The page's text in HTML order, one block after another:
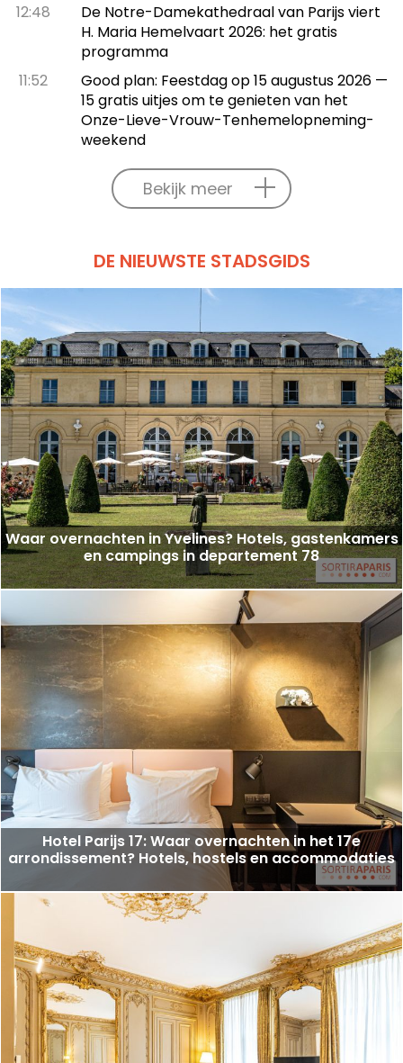
12:48
De Notre-Damekathedraal van Parijs viert
H. Maria Hemelvaart 2026: het gratis
programma
11:52
Good plan: Feestdag op 15 augustus 2026 —
15 gratis uitjes om te genieten van het
Onze-Lieve-Vrouw-Tenhemelopneming-
weekend
Bekijk meer
DE NIEUWSTE STADSGIDS
Waar overnachten in Yvelines? Hotels, gastenkamers
en campings in departement 78
Hotel Parijs 17: Waar overnachten in het 17e
arrondissement? Hotels, hostels en accommodaties